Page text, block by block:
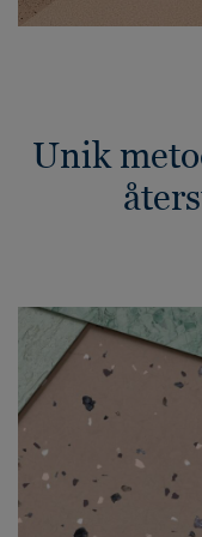
Unik